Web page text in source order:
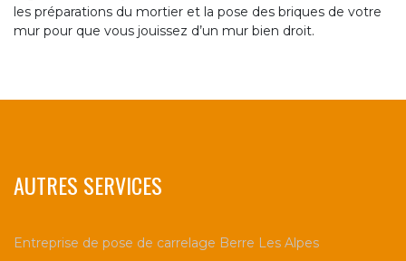
les préparations du mortier et la pose des briques de votre
mur pour que vous jouissez d’un mur bien droit.
AUTRES SERVICES
Entreprise de pose de carrelage Berre Les Alpes